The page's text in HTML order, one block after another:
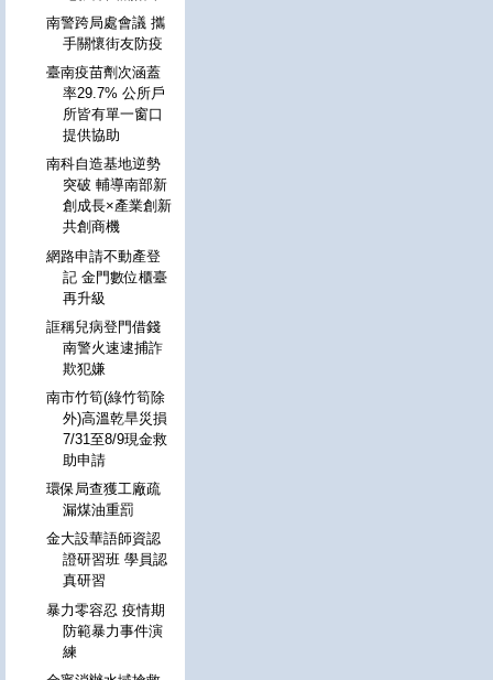
南警跨局處會議 攜
手關懷街友防疫
臺南疫苗劑次涵蓋
率29.7% 公所戶
所皆有單一窗口
提供協助
南科自造基地逆勢
突破 輔導南部新
創成長×產業創新
共創商機
網路申請不動產登
記 金門數位櫃臺
再升級
誆稱兒病登門借錢
南警火速逮捕詐
欺犯嫌
南市竹筍(綠竹筍除
外)高溫乾旱災損
7/31至8/9現金救
助申請
環保局查獲工廠疏
漏煤油重罰
金大設華語師資認
證研習班 學員認
真研習
暴力零容忍 疫情期
防範暴力事件演
練